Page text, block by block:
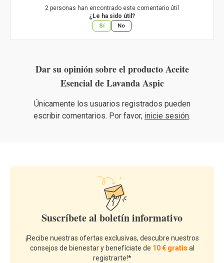
2 personas han encontrado este comentario útil
¿Le ha sido útil?
Sí No
Dar su opinión sobre el producto Aceite
Esencial de Lavanda Aspic
Únicamente los usuarios registrados pueden
escribir comentarios. Por favor, inicie sesión.
Suscríbete al boletín informativo
¡Recibe nuestras ofertas exclusivas, descubre nuestros
consejos de bienestar y benefíciate de 10 € gratis al
registrarte!*